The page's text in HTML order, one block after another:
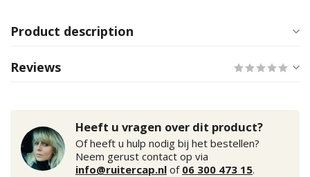
Product description
Reviews
Heeft u vragen over dit product?
Of heeft u hulp nodig bij het bestellen?
Neem gerust contact op via
info@ruitercap.nl of 06 300 473 15.